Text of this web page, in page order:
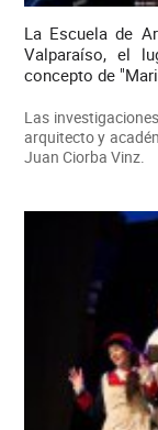
La Escuela de
Valparaíso, el
concepto de
Las
arquitecto y
Juan Ciorba Vinz.